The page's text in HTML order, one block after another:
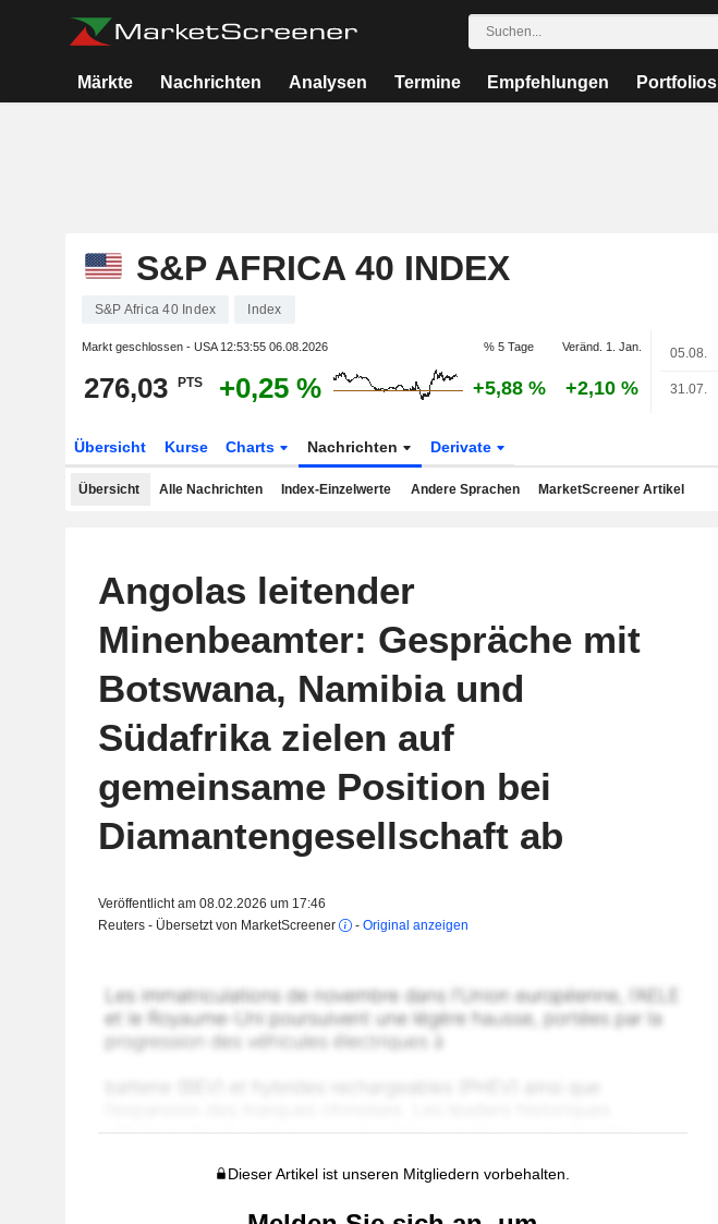
Märkte Nachrichten Analysen Termine Empfehlungen Portfolios
S&P AFRICA 40 INDEX
S&P Africa 40 Index Index
Markt geschlossen - USA 12:53:55 06.08.2026 % 5 Tage Veränd. 1. Jan.
276,03 PTS +0,25 % +5,88 % +2,10 %
05.08.
31.07.
Übersicht Kurse Charts Nachrichten Derivate
Übersicht Alle Nachrichten Index-Einzelwerte Andere Sprachen MarketScreener Artikel
Angolas leitender
Minenbeamter: Gespräche mit
Botswana, Namibia und
Südafrika zielen auf
gemeinsame Position bei
Diamantengesellschaft ab
Veröffentlicht am 08.02.2026 um 17:46
Reuters - Übersetzt von MarketScreener
- Original anzeigen
Dieser Artikel ist unseren Mitgliedern vorbehalten.